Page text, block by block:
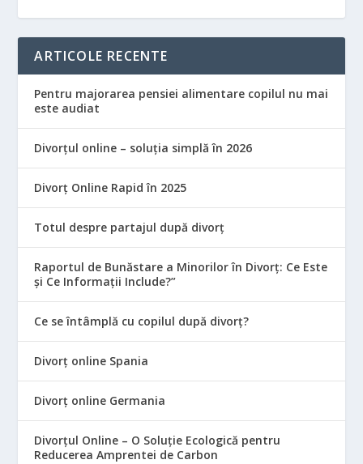
ARTICOLE RECENTE
Pentru majorarea pensiei alimentare copilul nu mai
este audiat
Divorțul online – soluția simplă în 2026
Divorț Online Rapid în 2025
Totul despre partajul după divorț
Raportul de Bunăstare a Minorilor în Divorț: Ce Este
și Ce Informații Include?”
Ce se întâmplă cu copilul după divorț?
Divorț online Spania
Divorț online Germania
Divorțul Online – O Soluție Ecologică pentru
Reducerea Amprentei de Carbon